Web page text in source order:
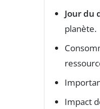
Jour du
planète.
Impact